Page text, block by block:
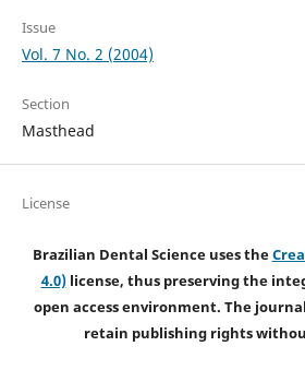
Issue
Vol. 7 No. 2 (2004)
Section
Masthead
License
Brazilian Dental Science uses the
4.0)license, thus preserving the
open access environment. The
retain publishing rights